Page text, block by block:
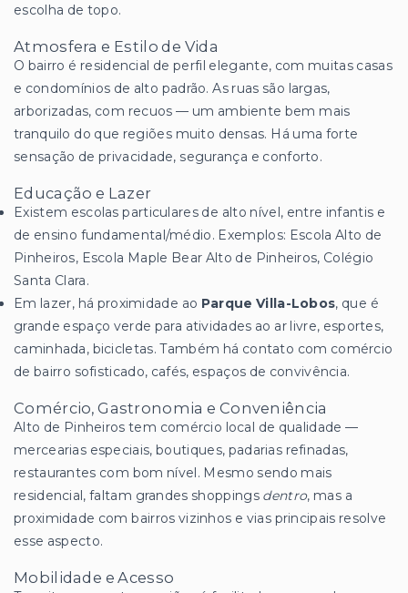
escolha de topo.
Atmosfera e Estilo de Vida
O bairro é residencial de perfil elegante, com muitas casas
e condomínios de alto padrão. As ruas são largas,
arborizadas, com recuos — um ambiente bem mais
tranquilo do que regiões muito densas. Há uma forte
sensação de privacidade, segurança e conforto.
Educação e Lazer
Existem escolas particulares de alto nível, entre infantis e
de ensino fundamental/médio. Exemplos: Escola Alto de
Pinheiros, Escola Maple Bear Alto de Pinheiros, Colégio
Santa Clara.
Em lazer, há proximidade ao Parque Villa-Lobos, que é
grande espaço verde para atividades ao ar livre, esportes,
caminhada, bicicletas. Também há contato com comércio
de bairro sofisticado, cafés, espaços de convivência.
Comércio, Gastronomia e Conveniência
Alto de Pinheiros tem comércio local de qualidade —
mercearias especiais, boutiques, padarias refinadas,
restaurantes com bom nível. Mesmo sendo mais
residencial, faltam grandes shoppings dentro, mas a
proximidade com bairros vizinhos e vias principais resolve
esse aspecto.
Mobilidade e Acesso